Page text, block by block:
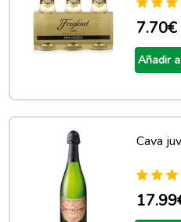
7.70€
Añadir
Cava